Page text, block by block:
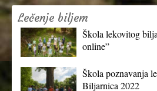
Lečenje biljem
Škola lekovitog
online”
Škola poznavanja
Biljarnica 2022